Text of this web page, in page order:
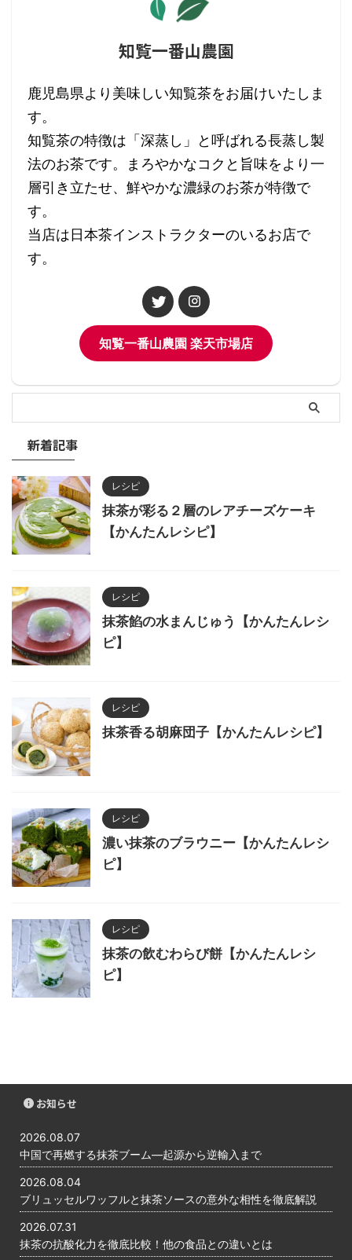
知覧一番山農園
鹿児島県より美味しい知覧茶をお届けいたしま
す。
知覧茶の特徴は「深蒸し」と呼ばれる長蒸し製
法のお茶です。まろやかなコクと旨味をより一
層引き立たせ、鮮やかな濃緑のお茶が特徴で
す。
当店は日本茶インストラクターのいるお店で
す。
知覧一番山農園 楽天市場店
新着記事
レシピ
抹茶が彩る２層のレアチーズケーキ
【かんたんレシピ】
レシピ
抹茶餡の水まんじゅう【かんたんレシ
ピ】
レシピ
抹茶香る胡麻団子【かんたんレシピ】
レシピ
濃い抹茶のブラウニー【かんたんレシ
ピ】
レシピ
抹茶の飲むわらび餅【かんたんレシ
ピ】
お知らせ
2026.08.07
中国で再燃する抹茶ブーム―起源から逆輸入まで
2026.08.04
ブリュッセルワッフルと抹茶ソースの意外な相性を徹底解説
2026.07.31
抹茶の抗酸化力を徹底比較！他の食品との違いとは